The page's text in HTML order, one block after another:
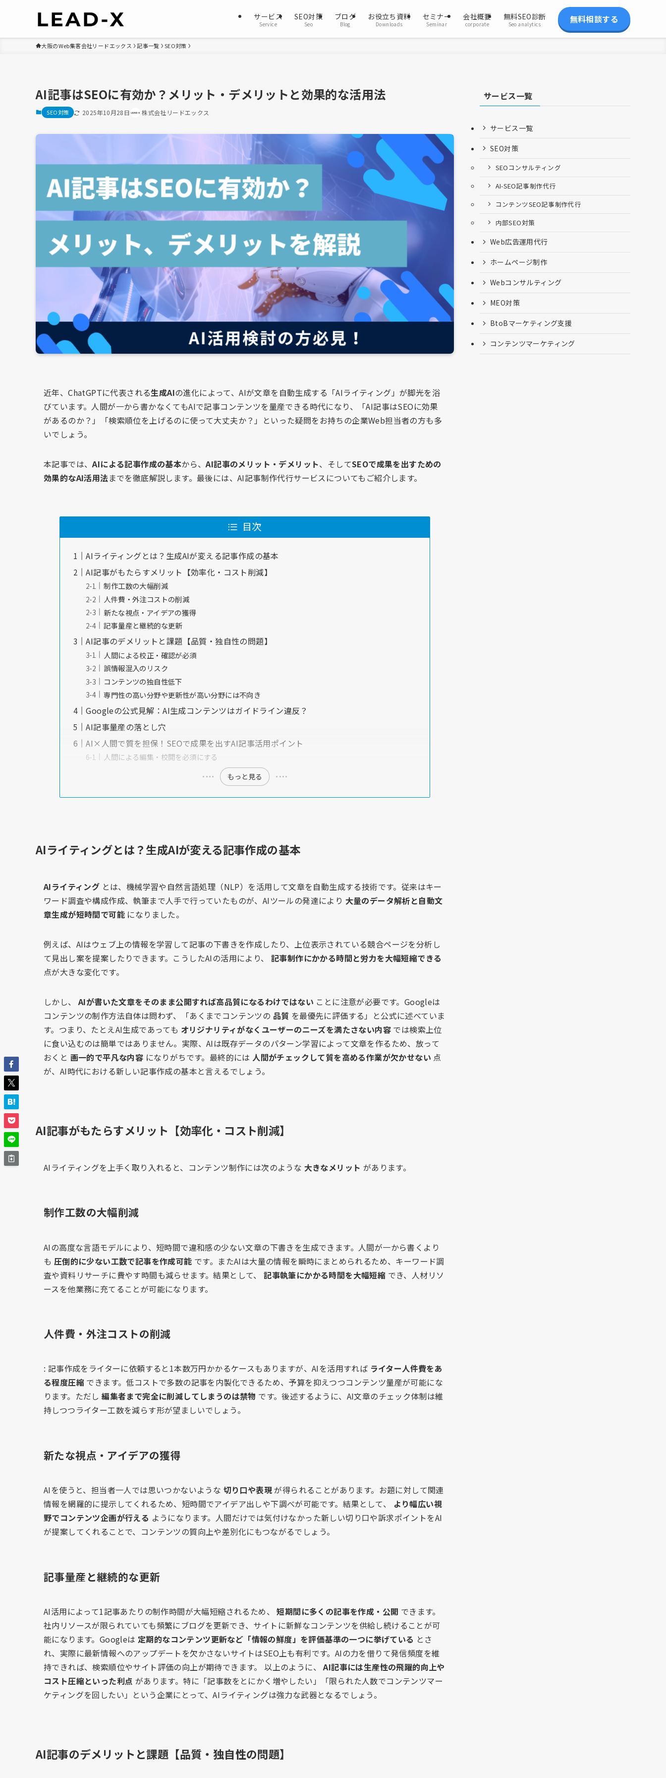
サービス
Service
SEO対策
Seo
ブログ
Blog
お役立ち資料
Downloads
セミナー
Seminar
会社概要
corporate
無料SEO診断
Seo analytics 無料相談する
大阪のWeb集客会社リードエックス 記事一覧 SEO対策
AI記事はSEOに有効か？メリット・デメリットと効果的な活用法
SEO対策 2025年10月28日 株式会社リードエックス
近年、ChatGPTに代表される生成AIの進化によって、AIが文章を自動生成する「AIライティング」が脚光を浴
びています。人間が一から書かなくてもAIで記事コンテンツを量産できる時代になり、「AI記事はSEOに効果
があるのか？」「検索順位を上げるのに使って大丈夫か？」といった疑問をお持ちの企業Web担当者の方も多
いでしょう。
本記事では、AIによる記事作成の基本から、AI記事のメリット・デメリット、そしてSEOで成果を出すための
効果的なAI活用法までを徹底解説します。最後には、AI記事制作代行サービスについてもご紹介します。
目次
AIライティングとは？生成AIが変える記事作成の基本
AI記事がもたらすメリット【効率化・コスト削減】
制作工数の大幅削減
人件費・外注コストの削減
新たな視点・アイデアの獲得
記事量産と継続的な更新
AI記事のデメリットと課題【品質・独自性の問題】
人間による校正・確認が必須
誤情報混入のリスク
コンテンツの独自性低下
専門性の高い分野や更新性が高い分野には不向き
Googleの公式見解：AI生成コンテンツはガイドライン違反？
AI記事量産の落とし穴
AI×人間で質を担保！SEOで成果を出すAI記事活用ポイント
人間による編集・校閲を必須にする
もっと見る
AIライティングとは？生成AIが変える記事作成の基本
AIライティング とは、機械学習や自然言語処理（NLP）を活用して文章を自動生成する技術です。従来はキー
ワード調査や構成作成、執筆まで人手で行っていたものが、AIツールの発達により 大量のデータ解析と自動文
章生成が短時間で可能 になりました。
例えば、AIはウェブ上の情報を学習して記事の下書きを作成したり、上位表示されている競合ページを分析し
て見出し案を提案したりできます。こうしたAIの活用により、 記事制作にかかる時間と労力を大幅短縮できる
点が大きな変化です。
しかし、AIが書いた文章をそのまま公開すれば高品質になるわけではない ことに注意が必要です。Googleは
コンテンツの制作方法自体は問わず、「あくまでコンテンツの 品質 を最優先に評価する」と公式に述べていま
す。つまり、たとえAI生成であっても オリジナリティがなくユーザーのニーズを満たさない内容 では検索上位
に食い込むのは簡単ではありません。実際、AIは既存データのパターン学習によって文章を作るため、放って
おくと 画一的で平凡な内容 になりがちです。最終的には 人間がチェックして質を高める作業が欠かせない 点
が、AI時代における新しい記事作成の基本と言えるでしょう。
AI記事がもたらすメリット【効率化・コスト削減】
AIライティングを上手く取り入れると、コンテンツ制作には次のような 大きなメリット があります。
制作工数の大幅削減
AIの高度な言語モデルにより、短時間で違和感の少ない文章の下書きを生成できます。人間が一から書くより
も 圧倒的に少ない工数で記事を作成可能 です。またAIは大量の情報を瞬時にまとめられるため、キーワード調
査や資料リサーチに費やす時間も減らせます。結果として、記事執筆にかかる時間を大幅短縮 でき、人材リソ
ースを他業務に充てることが可能になります。
人件費・外注コストの削減
: 記事作成をライターに依頼すると1本数万円かかるケースもありますが、AIを活用すれば ライター人件費をあ
る程度圧縮 できます。低コストで多数の記事を内製化できるため、予算を抑えつつコンテンツ量産が可能にな
ります。ただし編集者まで完全に削減してしまうのは禁物 です。後述するように、AI文章のチェック体制は維
持しつつライター工数を減らす形が望ましいでしょう。
新たな視点・アイデアの獲得
AIを使うと、担当者一人では思いつかないような 切り口や表現が得られることがあります。お題に対して関連
情報を網羅的に提示してくれるため、短時間でアイデア出しや下調べが可能です。結果として、 より幅広い視
野でコンテンツ企画が行える ようになります。人間だけでは気付けなかった新しい切り口や訴求ポイントをAI
が提案してくれることで、コンテンツの質向上や差別化にもつながるでしょう。
記事量産と継続的な更新
AI活用によって1記事あたりの制作時間が大幅短縮されるため、短期間に多くの記事を作成・公開 できます。
社内リソースが限られていても頻繁にブログを更新でき、サイトに新鮮なコンテンツを供給し続けることが可
能になります。Googleは 定期的なコンテンツ更新など「情報の鮮度」を評価基準の一つに挙げている とさ
れ、実際に最新情報へのアップデートを欠かさないサイトはSEO上も有利です。AIの力を借りて発信頻度を維
持できれば、検索順位やサイト評価の向上が期待できます。 以上のように、AI記事には生産性の飛躍的向上や
コスト圧縮といった利点 があります。特に「記事数をとにかく増やしたい」「限られた人数でコンテンツマー
ケティングを回したい」という企業にとって、AIライティングは強力な武器となるでしょう。
AI記事のデメリットと課題【品質・独自性の問題】
サービス一覧
サービス一覧
SEO対策
SEOコンサルティング
AI-SEO記事制作代行
コンテンツSEO記事制作代行
内部SEO対策
Web広告運用代行
ホームページ制作
Webコンサルティング
MEO対策
BtoBマーケティング支援
コンテンツマーケティング